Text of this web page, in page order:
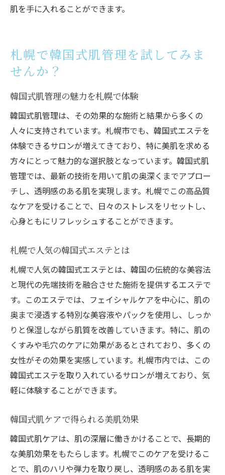
肌を手に入れることができます。
札幌で韓国式肌管理を試してみま
せんか？
韓国式肌管理の魅力を札幌で体験
韓国式肌管理は、その効果的な施術と結果から多くの
人々に支持されています。札幌市でも、韓国式エステを
体験できるサロンが増えてきており、特に美肌を求める
方々にとって魅力的な選択肢となっています。韓国式肌
管理では、最新の技術を用いて肌の奥深くまでアプロー
チし、透明感のある肌を実現します。札幌でこの高品質
なケアを受けることで、日々のストレスをリセットし、
心身ともにリフレッシュすることができます。
札幌で人気の韓国式エステとは
札幌で人気の韓国式エステとは、韓国の伝統的な美容法
と現代の先端技術を融合させた施術を提供するエステで
す。このエステでは、フェイシャルケアを中心に、肌の
奥まで浸透する特別な美容液やパックを使用し、しっか
りと保湿しながら肌質を改善していきます。特に、肌の
くすみや毛穴のケアに効果があるとされており、多くの
女性がその効果を実感しています。札幌市内では、この
韓国式エステを取り入れているサロンが増えており、気
軽に体験することができます。
韓国式肌ケアで得られる美肌効果
韓国式肌ケアは、肌の深層に働きかけることで、長期的
な美肌効果をもたらします。札幌でこのケアを受けるこ
とで、肌のハリや弾力を取り戻し、透明感のある肌を実